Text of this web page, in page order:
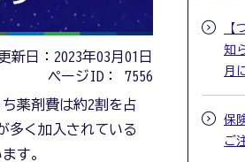
新日：2023年03月01日
ページID：
7556
薬剤費は約2割を占
多く加入されている
す。
【
知
月
保
ご